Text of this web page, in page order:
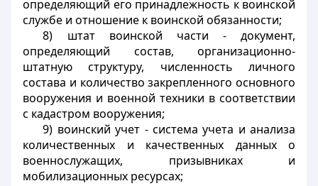
определяющий его принадлежность к воинской
службе и отношение к воинской обязанности;
8) штат воинской части - документ,
определяющий состав, организационно-
штатную структуру, численность личного
состава и количество закрепленного основного
вооружения и военной техники в соответствии
с кадастром вооружения;
9) воинский учет - система учета и анализа
количественных и качественных данных о
военнослужащих, призывниках и
мобилизационных ресурсах;